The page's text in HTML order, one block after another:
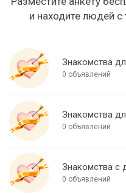
и находите людей
Знакомства
0 объявлений
Знакомства
0 объявлений
Знакомства с
0 объявлений